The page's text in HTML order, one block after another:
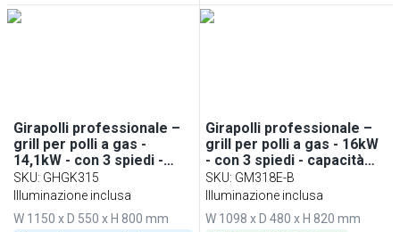
Girapolli professionale –
grill per polli a gas -
14,1kW - con 3 spiedi -
capacità fino a 15 polli
SKU: GHGK315
Illuminazione inclusa
W 1150 x D 550 x H 800 mm
Girapolli professionale –
grill per polli a gas - 16kW
- con 3 spiedi - capacità
fino a 18 polli
SKU: GM318E-B
Illuminazione inclusa
W 1098 x D 480 x H 820 mm